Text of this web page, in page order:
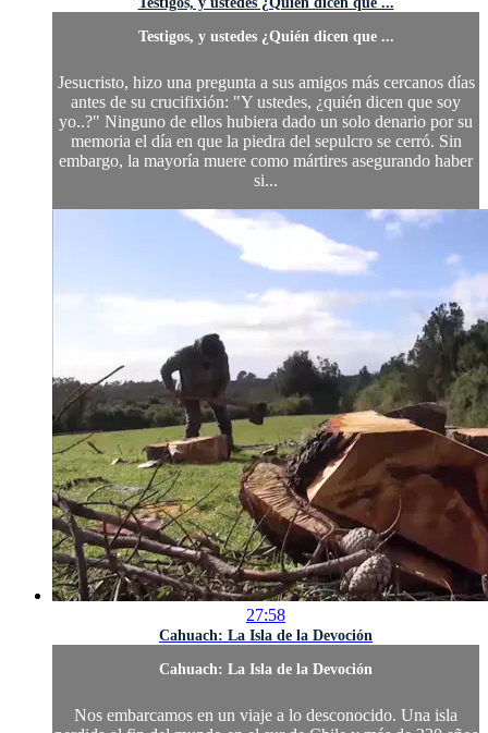
Testigos, y ustedes ¿Quién dicen que ...
Jesucristo, hizo una pregunta a sus amigos más cercanos días
antes de su crucifixión: "Y ustedes, ¿quién dicen que soy
yo..?" Ninguno de ellos hubiera dado un solo denario por su
memoria el día en que la piedra del sepulcro se cerró. Sin
embargo, la mayoría muere como mártires asegurando haber
si...
27:58
Cahuach: La Isla de la Devoción
Cahuach: La Isla de la Devoción
Nos embarcamos en un viaje a lo desconocido. Una isla